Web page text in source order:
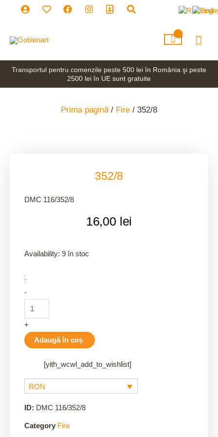
Transportul pentru comenzile peste 500 lei în România şi peste
2500 lei în UE sunt gratuite
Prima pagină/ Fire / 352/8
352/8
DMC 116/352/8
16,00 lei
Availability: 9 în stoc
-
352/8
-
+
Adaugă în coș
[yith_wcwl_add_to_wishlist]
RON
ID: DMC 116/352/8
Category Fire